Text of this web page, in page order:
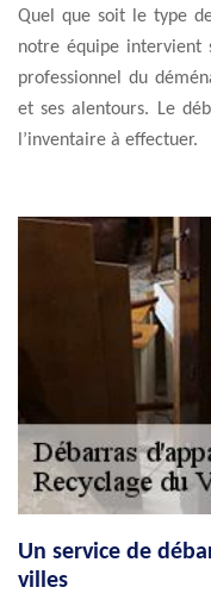
Quel que soit le type
notre équipe intervient
professionnel du
et ses alentours. Le
l’inventaire à effectuer.
Un service de
villes